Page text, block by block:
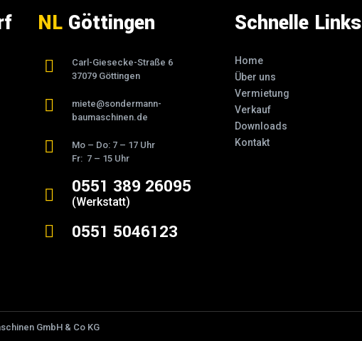
NL Göttingen

Carl-Giesecke-Straße 6
37079 Göttingen

miete@sondermann-
baumaschinen.de

Mo – Do: 7 – 17 Uhr
Fr: 7 – 15 Uhr
 0551 389 26095
(Werkstatt)
 0551 5046123
Schnelle Links
Home
Über uns
Vermietung
Verkauf
Downloads
Kontakt
GmbH & Co KG